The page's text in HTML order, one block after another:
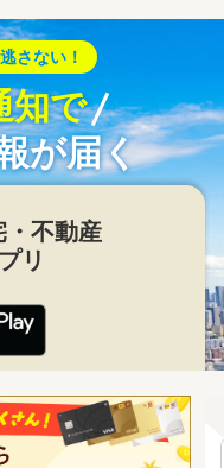
さない！
知で
が届く
不動産
リ